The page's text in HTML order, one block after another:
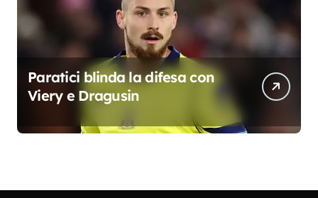
Paratici blinda la difesa con
Viery e Dragusin